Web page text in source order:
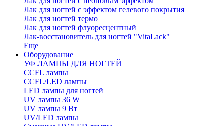
Лак для ногтей с эффектом гелевого покрытия
Лак для ногтей термо
Лак для ногтей флуоресцентный
Лак-восстановитель для ногтей "VitaLack"
Еще
Оборудование
УФ ЛАМПЫ ДЛЯ НОГТЕЙ
CCFL лампы
CCFL/LED лампы
LED лампы для ногтей
UV лампы 36 W
UV лампы 9 Вт
UV/LED лампы